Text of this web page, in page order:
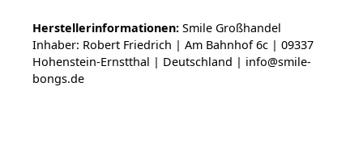
Herstellerinformationen: Smile Großhandel
Inhaber: Robert Friedrich | Am Bahnhof 6c | 09337
Hohenstein-Ernstthal | Deutschland | info@smile-
bongs.de